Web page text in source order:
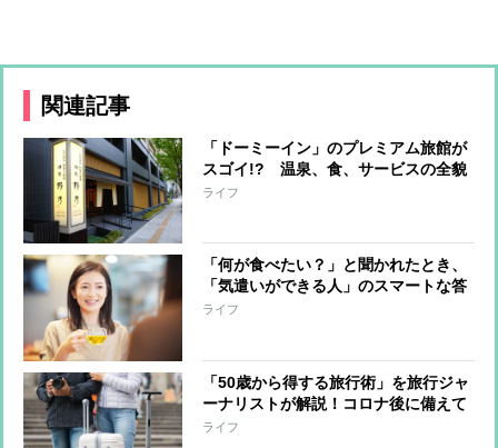
関連記事
「ドーミーイン」のプレミアム旅館が
スゴイ!? 温泉、食、サービスの全貌
ライフ
「何が食べたい？」と聞かれたとき、
「気遣いができる人」のスマートな答
え方
ライフ
「50歳から得する旅行術」を旅行ジャ
ーナリストが解説！コロナ後に備えて
準備を
ライフ